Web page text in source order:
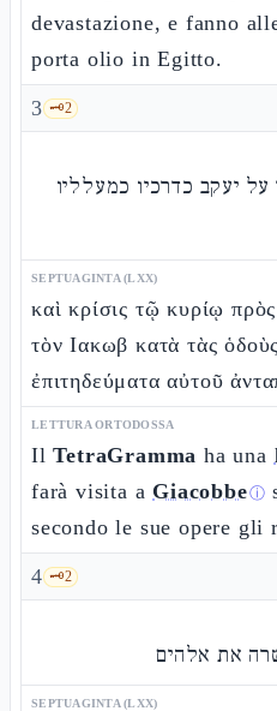
devastazione, e fanno
porta olio in Egitto.
3 🗝️2
על יעקב כדרכיו כמעלליו
SEPTUAGINTA (LXX)
καὶ κρίσις τῷ κυρίῳ
τὸν Ιακωβ κατὰ τὰς
ἐπιτηδεύματα αὐτοῦ
LETTURA ORTODOSSA
IlTetraGramma ha una
farà visita a Giacobbeⓘ
secondo le sue opere gli
4 🗝️2
את אלהים
SEPTUAGINTA (LXX)